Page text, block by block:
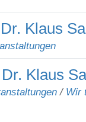
Klaus
Klaus
/ Wir